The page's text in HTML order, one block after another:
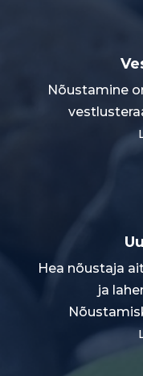
Nõustamine
Hea nõustaja
ja